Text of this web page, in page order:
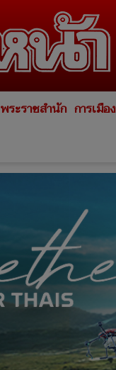
พระราชสำนัก การเมือง